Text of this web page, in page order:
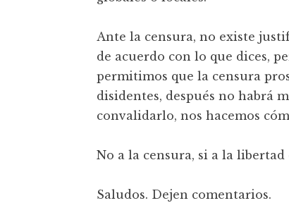
Ante la censura, no existe
de acuerdo con lo que dices,
permitimos que la censura
disidentes, después no habrá
convalidarlo, nos hacemos
No a la censura, si a la libertad
Saludos. Dejen comentarios.